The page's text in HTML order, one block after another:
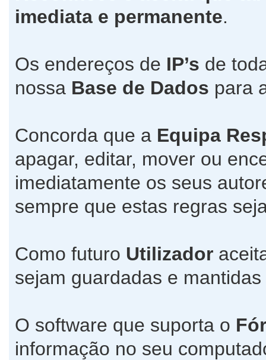
imediata e permanente.
Os endereços de IP’s de
nossa Base de Dados para
Concorda que a Equipa
apagar, editar, mover ou
imediatamente os seus
sempre que estas regras
Como futuro Utilizador
sejam guardadas e
O software que suporta o
informação no seu